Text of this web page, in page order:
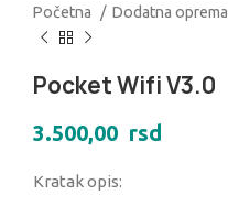
Početna Dodatna oprema
Pocket Wifi V3.0
3.500,00 rsd
Kratak opis: